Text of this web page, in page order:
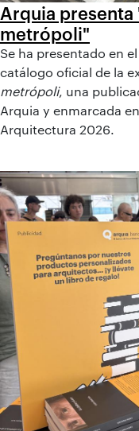
Arquia
metrópoli"
Se ha presentado en
catálogo oficial de la
metrópoli, una
Arquia y enmarcada
Arquitectura 2026.